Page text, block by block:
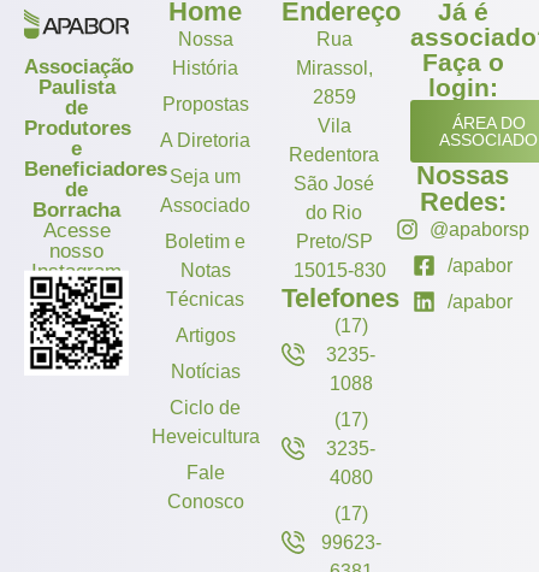
Associação
Paulista
de
Produtores
e
Beneficiadores
de
Borracha
Acesse
nosso
Instagram
Home
Nossa
História
Propostas
A Diretoria
Seja um
Associado
Boletim e
Notas
Técnicas
Artigos
Notícias
Ciclo de
Heveicultura
Fale
Conosco
Endereço
Rua
Mirassol,
2859
Vila
Redentora
São José
do Rio
Preto/SP
15015-830
Telefones
(17)
3235-
1088
(17)
3235-
4080
(17)
99623-
Já é
Faça o
login:
ÁREA DO
ASSOCIADO
Nossas
Redes:
@apaborsp
/apabor
/apabor